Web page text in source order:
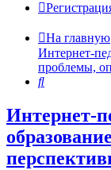
На главную
Интернет-
проблемы,
Поиск
Интернет-